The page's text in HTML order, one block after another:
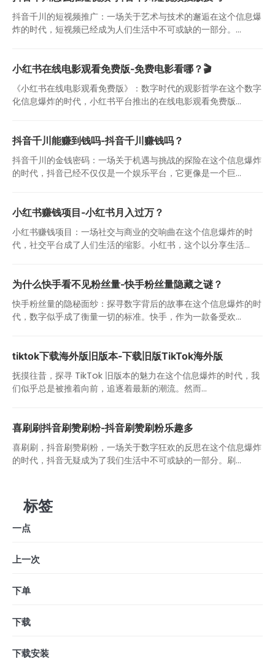
抖音千川的短视频推广：一场关于艺术与技术的邂逅在这个信息爆
炸的时代，短视频已经成为人们生活中不可或缺的一部分。...
小红书在线电影观看免费版-免费电影看哪？🎬
《小红书在线电影观看免费版》：数字时代的观影哲学在这个数字
化信息爆炸的时代，小红书平台推出的在线电影观看免费版...
抖音千川能赚到钱吗-抖音千川赚钱吗？
抖音千川的金钱密码：一场关于机遇与挑战的探险在这个信息爆炸
的时代，抖音已经不仅仅是一个娱乐平台，它更像是一个巨...
小红书赚钱项目-小红书月入过万？
小红书赚钱项目：一场社交与商业的交响曲在这个信息爆炸的时
代，社交平台成了人们生活的缩影。小红书，这个以分享生活...
为什么快手看不见粉丝量-快手粉丝量隐藏之谜？
快手粉丝量的隐秘面纱：探寻数字背后的故事在这个信息爆炸的时
代，数字似乎成了衡量一切的标准。快手，作为一款备受欢...
tiktok下载海外版旧版本-下载旧版TikTok海外版
抚摸往昔，探寻 TikTok 旧版本的魅力在这个信息爆炸的时代，我
们似乎总是被推着向前，追逐着最新的潮流。然而...
喜刷刷抖音刷赞刷粉-抖音刷赞刷粉乐趣多
喜刷刷，抖音刷赞刷粉，一场关于数字狂欢的反思在这个信息爆炸
的时代，抖音无疑成为了我们生活中不可或缺的一部分。刷...
标签
一点
上一次
下单
下载
下载安装